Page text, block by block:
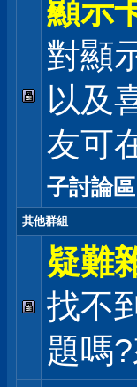
顯示
對顯
以及
友可
子討論區
其他群組
疑難
找不
題嗎